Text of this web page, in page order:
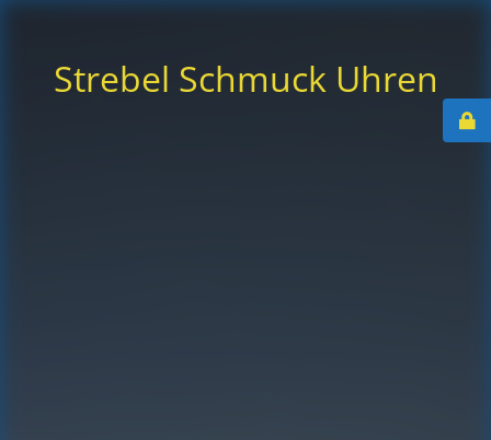
Strebel Schmuck Uhren